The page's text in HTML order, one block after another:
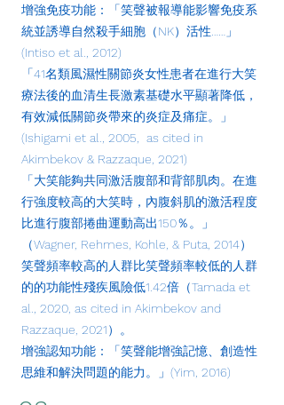
增強免疫功能：「笑聲被報導能影響免疫系
統並誘導自然殺手細胞（NK）活性……」
(Intiso et al., 2012)
「41名類風濕性關節炎女性患者在進行大笑
療法後的血清生長激素基礎水平顯著降低，
有效減低關節炎帶來的炎症及痛症。」
(Ishigami et al., 2005, as cited in
Akimbekov & Razzaque, 2021)
「大笑能夠共同激活腹部和背部肌肉。在進
行強度較高的大笑時，內腹斜肌的激活程度
比進行腹部捲曲運動高出150％。」
（Wagner, Rehmes, Kohle, & Puta, 2014）
笑聲頻率較高的人群比笑聲頻率較低的人群
的的功能性殘疾風險低1.42倍（Tamada et
al., 2020, as cited in Akimbekov and
Razzaque, 2021）。
增強認知功能：「笑聲能增強記憶、創造性
思維和解決問題的能力。」(Yim, 2016)